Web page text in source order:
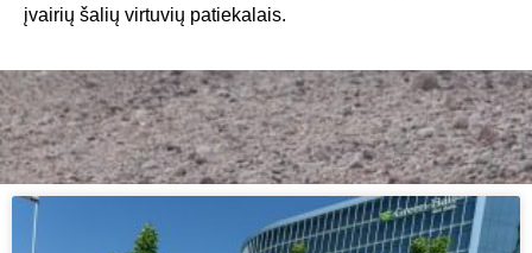
įvairių šalių virtuvių patiekalais.